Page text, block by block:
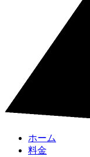
ホーム
料金